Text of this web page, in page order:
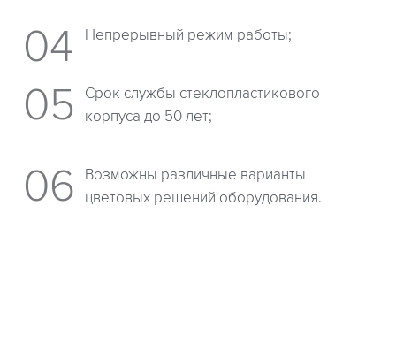
Непрерывный режим работы;
Срок службы стеклопластикового
корпуса до 50 лет;
Возможны различные варианты
цветовых решений оборудования.